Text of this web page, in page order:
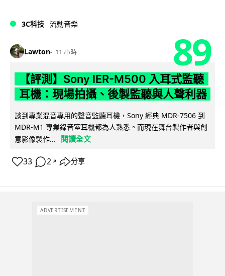
3C科技 流動音樂
Lawton 11 小時 89
【評測】Sony IER-M500 入耳式監聽
耳機：現場拍攝、後製監聽與人聲利器
談到專業混音專用的聲音監聽耳機，Sony 經典 MDR-7506 到
MDR-M1 專業錄音室耳機都為人熟悉。而現在舞台製作者與創
意影像製作...
閱讀全文
33 2 ↗ 分享
ADVERTISEMENT